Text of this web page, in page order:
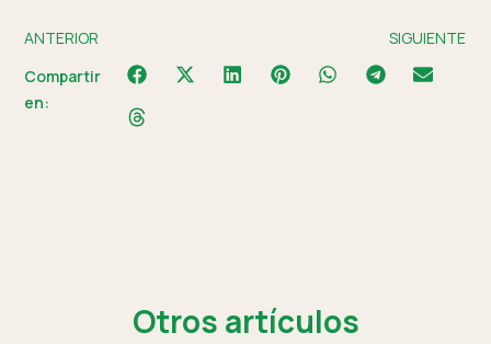
ANTERIOR
SIGUIENTE
Compartir
en:
Otros artículos